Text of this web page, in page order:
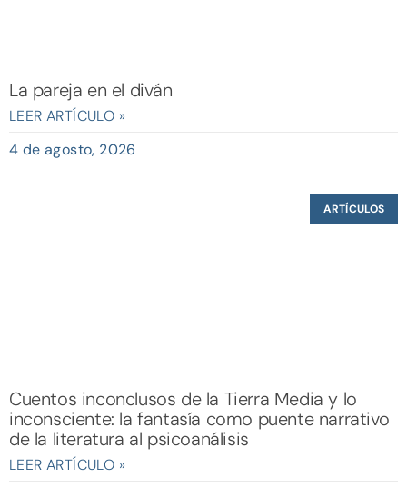
La pareja en el diván
LEER ARTÍCULO »
4 de agosto, 2026
ARTÍCULOS
Cuentos inconclusos de la Tierra Media y lo
inconsciente: la fantasía como puente narrativo
de la literatura al psicoanálisis
LEER ARTÍCULO »